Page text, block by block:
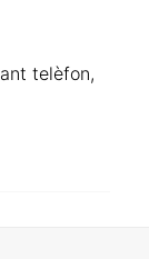
telèfon,